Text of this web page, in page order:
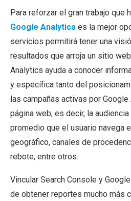
Para reforzar el gran trabajo que
Google Analytics es la mejor
servicios permitirá tener una
resultados que arroja un sitio
Analytics ayuda a conocer
y específica tanto del
las campañas activas por
página web; es decir, la
promedio que el usuario navega
geográfico, canales de
rebote, entre otros.
Vincular Search Console y
de obtener reportes mucho más